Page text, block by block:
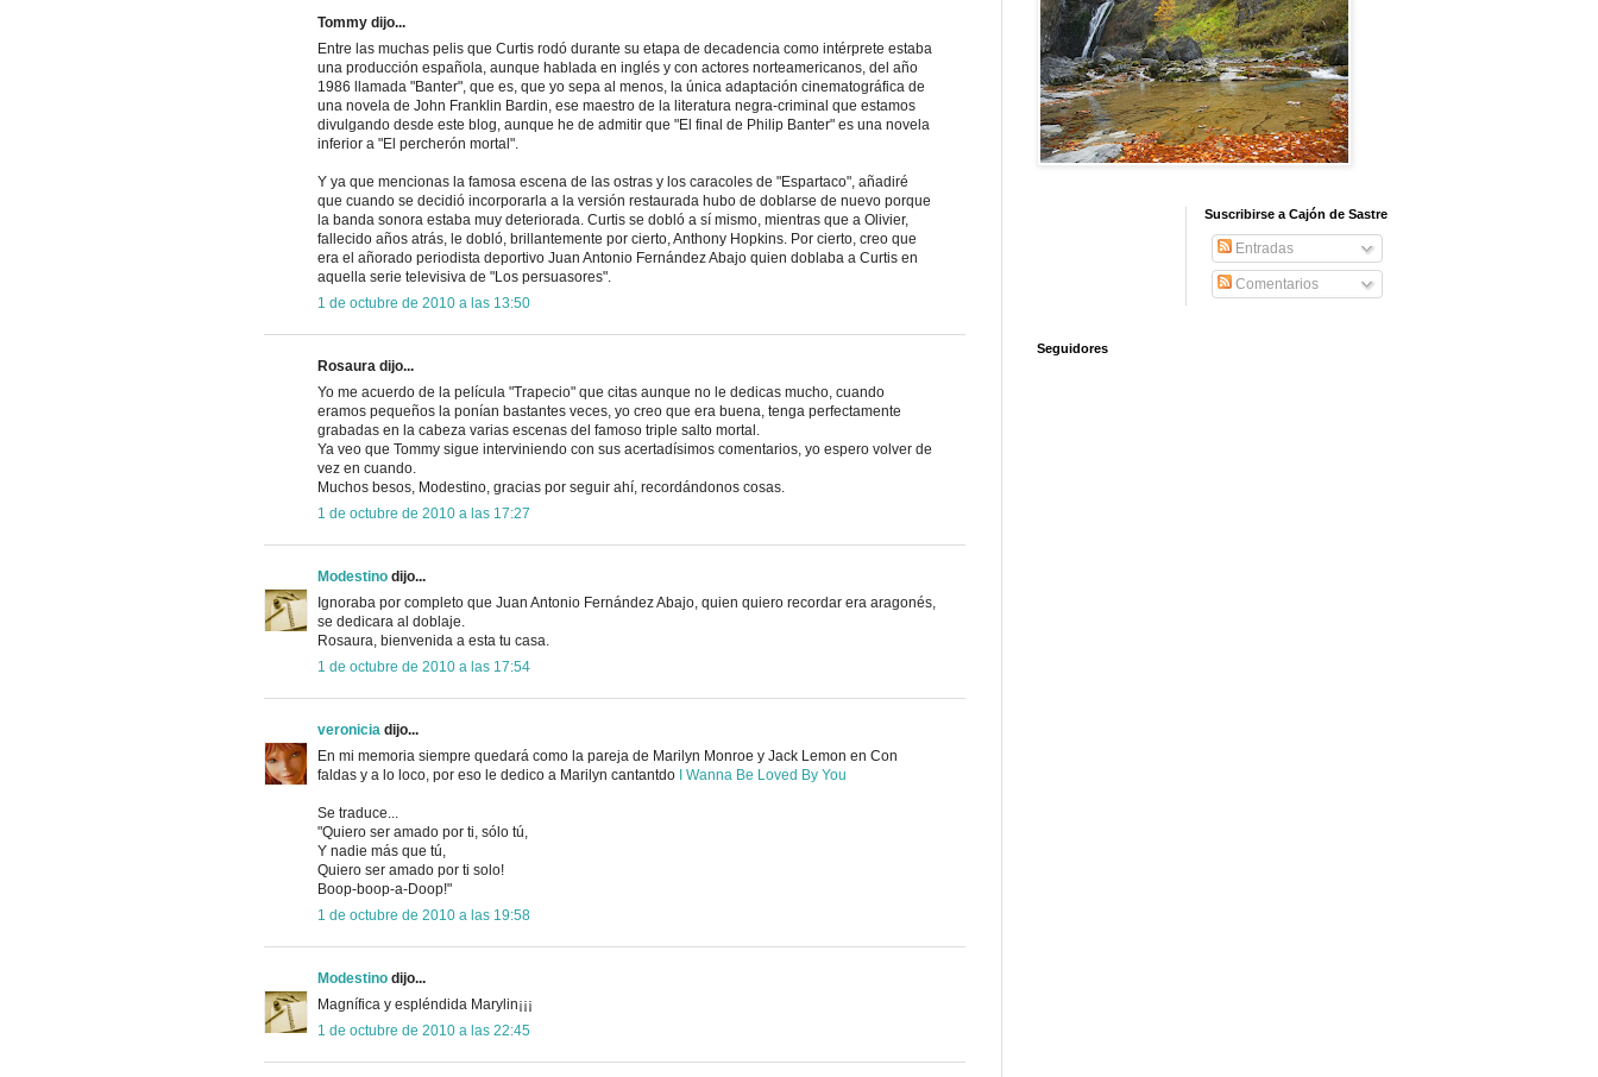
Tommy dijo...
Entre las muchas pelis que Curtis rodó durante su etapa de decadencia como intérprete estaba
una producción española, aunque hablada en inglés y con actores norteamericanos, del año
1986 llamada "Banter", que es, que yo sepa al menos, la única adaptación cinematográfica de
una novela de John Franklin Bardin, ese maestro de la literatura negra-criminal que estamos
divulgando desde este blog, aunque he de admitir que "El final de Philip Banter" es una novela
inferior a "El percherón mortal".
Y ya que mencionas la famosa escena de las ostras y los caracoles de "Espartaco", añadiré
que cuando se decidió incorporarla a la versión restaurada hubo de doblarse de nuevo porque
la banda sonora estaba muy deteriorada. Curtis se dobló a sí mismo, mientras que a Olivier,
fallecido años atrás, le dobló, brillantemente por cierto, Anthony Hopkins. Por cierto, creo que
era el añorado periodista deportivo Juan Antonio Fernández Abajo quien doblaba a Curtis en
aquella serie televisiva de "Los persuasores".
1 de octubre de 2010 a las 13:50
Rosaura dijo...
Yo me acuerdo de la película "Trapecio" que citas aunque no le dedicas mucho, cuando
eramos pequeños la ponían bastantes veces, yo creo que era buena, tenga perfectamente
grabadas en la cabeza varias escenas del famoso triple salto mortal.
Ya veo que Tommy sigue interviniendo con sus acertadísimos comentarios, yo espero volver de
vez en cuando.
Muchos besos, Modestino, gracias por seguir ahí, recordándonos cosas.
1 de octubre de 2010 a las 17:27
Modestino dijo...
Ignoraba por completo que Juan Antonio Fernández Abajo, quien quiero recordar era aragonés,
se dedicara al doblaje.
Rosaura, bienvenida a esta tu casa.
1 de octubre de 2010 a las 17:54
veronicia dijo...
En mi memoria siempre quedará como la pareja de Marilyn Monroe y Jack Lemon en Con
faldas y a lo loco, por eso le dedico a Marilyn cantantdo
I Wanna Be Loved By You
Se traduce...
"Quiero ser amado por ti, sólo tú,
Y nadie más que tú,
Quiero ser amado por ti solo!
Boop-boop-a-Doop!"
1 de octubre de 2010 a las 19:58
Modestino dijo...
Magnífica y espléndida Marylin¡¡¡
1 de octubre de 2010 a las 22:45
Suscribirse a Cajón de Sastre
Entradas
Comentarios
Seguidores